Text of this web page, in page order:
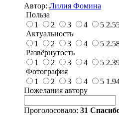
Автор: Лилия Фомина
Польза
1
2 3 4 5
Актуальность
1
2 3 4 5
Развёрнутость
1
2 3 4 5
Фотография
1
2 3 4 5
Пожелания автору
Проголосовало: 31